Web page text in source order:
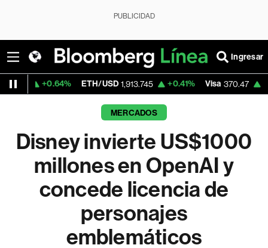
PUBLICIDAD
Ingresar
ETH/USD 1,913.745 +0.41% Visa 370.47 +0.52%
MERCADOS
Disney invierte US$1000
millones en OpenAI y
concede licencia de
personajes
emblemáticos